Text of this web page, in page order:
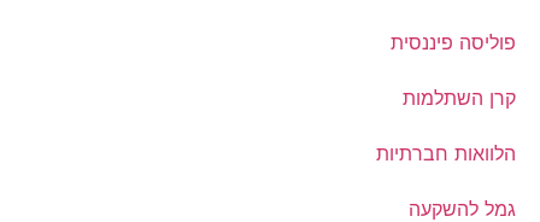
פוליסה פיננסית
קרן השתלמות
הלוואות חברתיות
גמל להשקעה